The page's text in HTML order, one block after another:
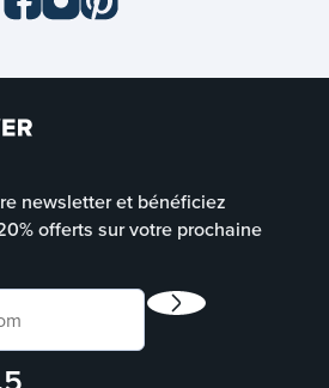
newsletter et bénéficiez
offerts sur votre prochaine